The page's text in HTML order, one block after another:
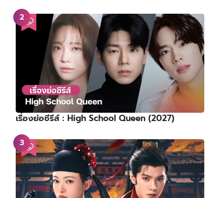
เรื่องย่อซีรีส์ : High School Queen (2027)